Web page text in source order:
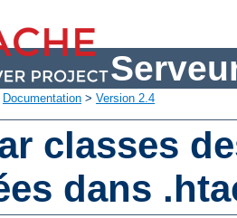
Documentation > Version 2.4
classes
dans